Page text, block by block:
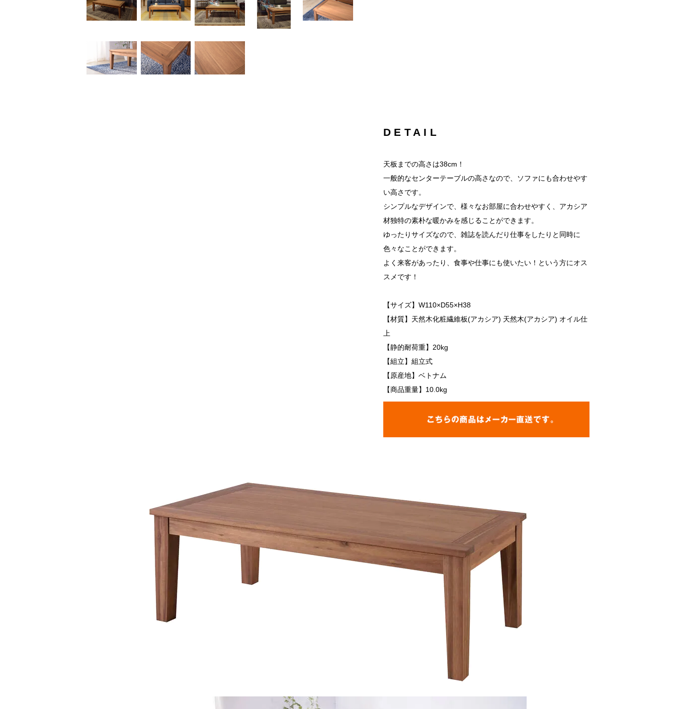
DETAIL
天板までの高さは38cm！
一般的なセンターテーブルの高さなので、ソファにも合わせやす
い高さです。
シンプルなデザインで、様々なお部屋に合わせやすく、アカシア
材独特の素朴な暖かみを感じることができます。
ゆったりサイズなので、雑誌を読んだり仕事をしたりと同時に
色々なことができます。
よく来客があったり、食事や仕事にも使いたい！という方にオス
スメです！
【サイズ】W110×D55×H38
【材質】天然木化粧繊維板(アカシア) 天然木(アカシア) オイル仕
上
【静的耐荷重】20kg
【組立】組立式
【原産地】ベトナム
【商品重量】10.0kg